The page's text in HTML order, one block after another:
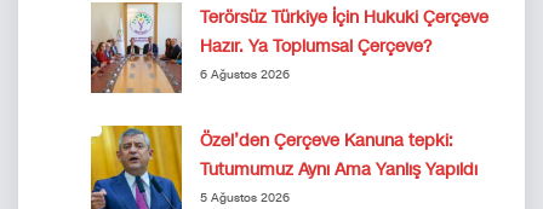
Terörsüz Türkiye İçin Hukuki Çerçeve
Hazır. Ya Toplumsal Çerçeve?
6 Ağustos 2026
Özel’den Çerçeve Kanuna tepki:
Tutumumuz Aynı Ama Yanlış Yapıldı
5 Ağustos 2026